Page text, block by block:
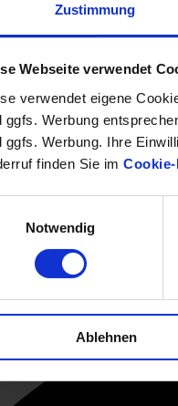
Zustimmung
Webseite verwendet
verwendet eigene
ggfs. Werbung
ggfs. Werbung. Ihre
finden Sie im
Notwendig
Ablehnen
Download)